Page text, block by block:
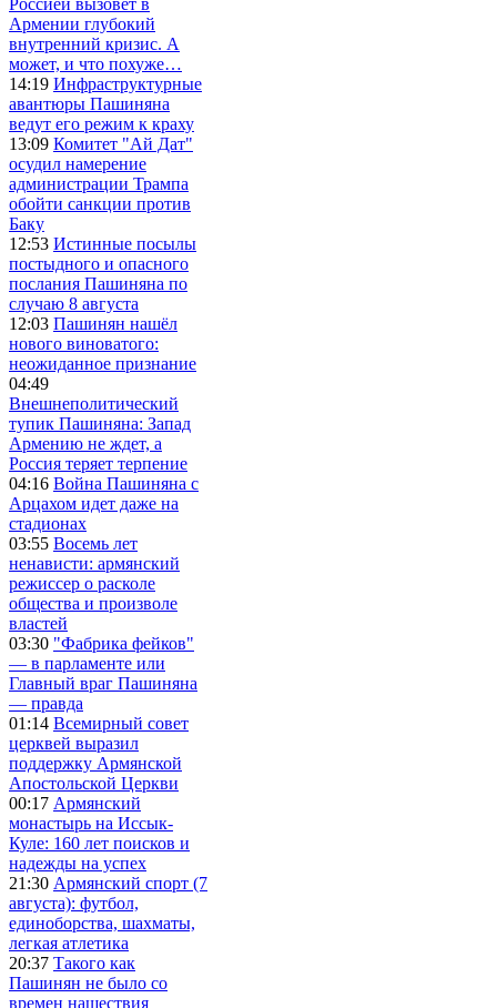
Армении глубокий
внутренний кризис. А
может, и что похуже…
14:19 Инфраструктурные
авантюры Пашиняна
ведут его режим к краху
13:09 Комитет "Ай Дат"
осудил намерение
администрации Трампа
обойти санкции против
Баку
12:53 Истинные посылы
постыдного и опасного
послания Пашиняна по
случаю 8 августа
12:03 Пашинян нашёл
нового виноватого:
неожиданное признание
04:49
Внешнеполитический
тупик Пашиняна: Запад
Армению не ждет, а
Россия теряет терпение
04:16 Война Пашиняна с
Арцахом идет даже на
стадионах
03:55 Восемь лет
ненависти: армянский
режиссер о расколе
общества и произволе
властей
03:30 "Фабрика фейков"
— в парламенте или
Главный враг Пашиняна
— правда
01:14 Всемирный совет
церквей выразил
поддержку Армянской
Апостольской Церкви
00:17 Армянский
монастырь на Иссык-
Куле: 160 лет поисков и
надежды на успех
21:30 Армянский спорт (7
августа): футбол,
единоборства, шахматы,
легкая атлетика
20:37 Такого как
Пашинян не было со
времен нашествия